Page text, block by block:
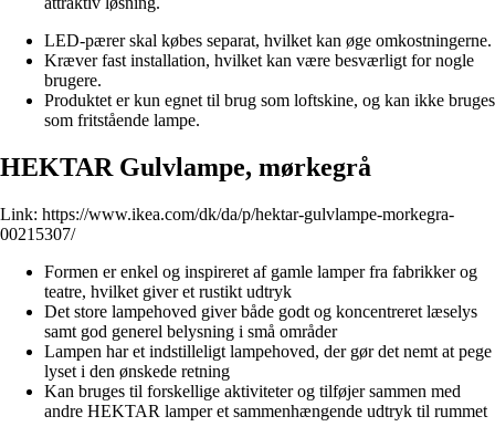
LED-pærer skal købes separat, hvilket kan øge omkostningerne.
Kræver fast installation, hvilket kan være besværligt for nogle
brugere.
Produktet er kun egnet til brug som loftskine, og kan ikke bruges
som fritstående lampe.
HEKTAR Gulvlampe, mørkegrå
Link: https://www.ikea.com/dk/da/p/hektar-gulvlampe-morkegra-
00215307/
Formen er enkel og inspireret af gamle lamper fra fabrikker og
teatre, hvilket giver et rustikt udtryk
Det store lampehoved giver både godt og koncentreret læselys
samt god generel belysning i små områder
Lampen har et indstilleligt lampehoved, der gør det nemt at pege
lyset i den ønskede retning
Kan bruges til forskellige aktiviteter og tilføjer sammen med
andre HEKTAR lamper et sammenhængende udtryk til rummet